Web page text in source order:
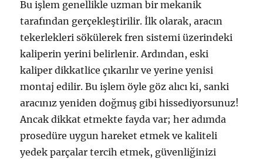
Bu işlem genellikle uzman bir mekanik
tarafından gerçekleştirilir. İlk olarak, aracın
tekerlekleri sökülerek fren sistemi üzerindeki
kaliperin yerini belirlenir. Ardından, eski
kaliper dikkatlice çıkarılır ve yerine yenisi
montaj edilir. Bu işlem öyle göz alıcı ki, sanki
aracınız yeniden doğmuş gibi hissediyorsunuz!
Ancak dikkat etmekte fayda var; her adımda
prosedüre uygun hareket etmek ve kaliteli
yedek parçalar tercih etmek, güvenliğinizi